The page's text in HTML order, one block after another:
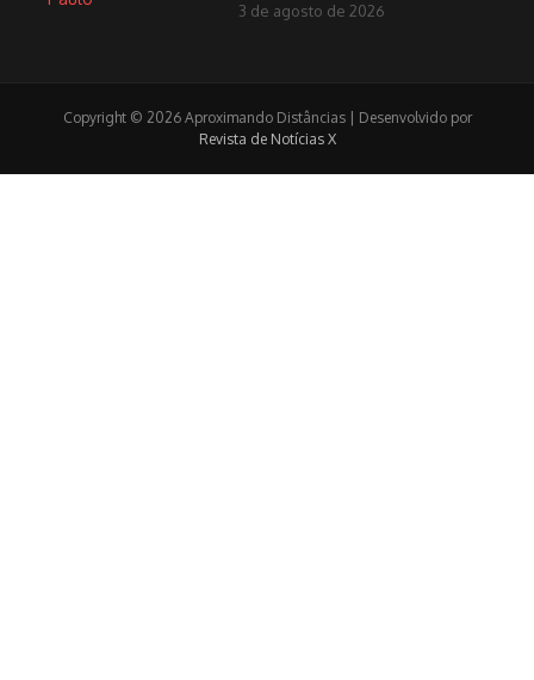
3 de agosto de 2026
Copyright © 2026 Aproximando Distâncias | Desenvolvido por
Revista de Notícias X